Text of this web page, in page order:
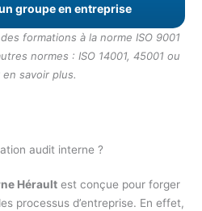
groupe en entreprise
formations à la norme ISO 9001
normes : ISO 14001, 45001 ou
savoir plus.
audit interne ?
Hérault est conçue pour forger
processus d’entreprise. En effet,